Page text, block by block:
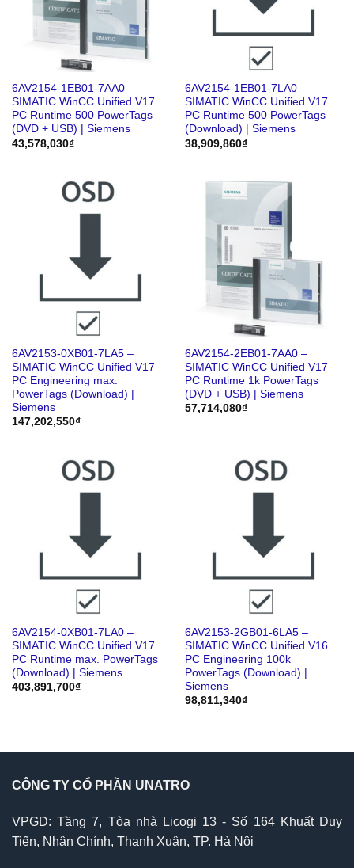
6AV2154-1EB01-7AA0 –
SIMATIC WinCC Unified V17
PC Runtime 500 PowerTags
(DVD + USB) | Siemens
43,578,030₫
6AV2154-1EB01-7LA0 –
SIMATIC WinCC Unified V17
PC Runtime 500 PowerTags
(Download) | Siemens
38,909,860₫
6AV2153-0XB01-7LA5 –
SIMATIC WinCC Unified V17
PC Engineering max.
PowerTags (Download) |
Siemens
147,202,550₫
6AV2154-2EB01-7AA0 –
SIMATIC WinCC Unified V17
PC Runtime 1k PowerTags
(DVD + USB) | Siemens
57,714,080₫
6AV2154-0XB01-7LA0 –
SIMATIC WinCC Unified V17
PC Runtime max. PowerTags
(Download) | Siemens
403,891,700₫
6AV2153-2GB01-6LA5 –
SIMATIC WinCC Unified V16
PC Engineering 100k
PowerTags (Download) |
Siemens
98,811,340₫
CÔNG TY CỔ PHẦN UNATRO
VPGD: Tầng 7, Tòa nhà Licogi 13 - Số 164 Khuất Duy
Tiến, Nhân Chính, Thanh Xuân, TP. Hà Nội